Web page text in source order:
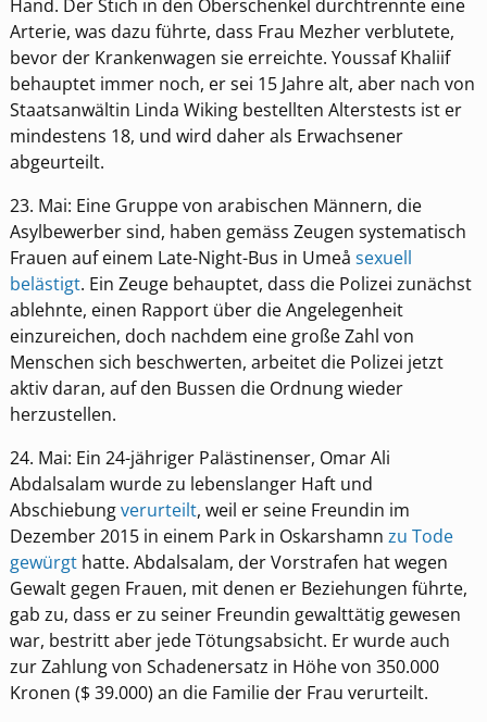
Hand. Der Stich in den Oberschenkel durchtrennte eine
Arterie, was dazu führte, dass Frau Mezher verblutete,
bevor der Krankenwagen sie erreichte. Youssaf Khaliif
behauptet immer noch, er sei 15 Jahre alt, aber nach von
Staatsanwältin Linda Wiking bestellten Alterstests ist er
mindestens 18, und wird daher als Erwachsener
abgeurteilt.
23. Mai: Eine Gruppe von arabischen Männern, die
Asylbewerber sind, haben gemäss Zeugen systematisch
Frauen auf einem Late-Night-Bus in Umeå sexuell
belästigt. Ein Zeuge behauptet, dass die Polizei zunächst
ablehnte, einen Rapport über die Angelegenheit
einzureichen, doch nachdem eine große Zahl von
Menschen sich beschwerten, arbeitet die Polizei jetzt
aktiv daran, auf den Bussen die Ordnung wieder
herzustellen.
24. Mai: Ein 24-jähriger Palästinenser, Omar Ali
Abdalsalam wurde zu lebenslanger Haft und
Abschiebungverurteilt, weil er seine Freundin im
Dezember 2015 in einem Park in Oskarshamn zu Tode
gewürgthatte. Abdalsalam, der Vorstrafen hat wegen
Gewalt gegen Frauen, mit denen er Beziehungen führte,
gab zu, dass er zu seiner Freundin gewalttätig gewesen
war, bestritt aber jede Tötungsabsicht. Er wurde auch
zur Zahlung von Schadenersatz in Höhe von 350.000
Kronen ($ 39.000) an die Familie der Frau verurteilt.